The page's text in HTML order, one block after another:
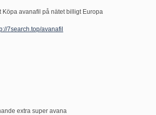
avanafil på nätet billigt Europa
7search.top/avanafil
extra super avana